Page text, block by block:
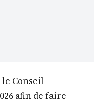
Conseil
afin de faire